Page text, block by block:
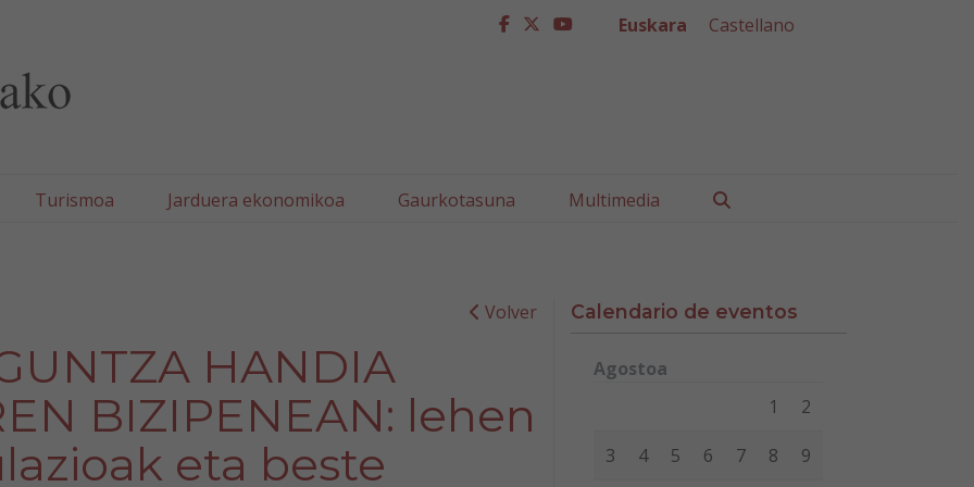
facebook
twitter
youtube
Euskara Castellano
Turismoa Jarduera ekonomikoa Gaurkotasuna Multimedia
Volver
HANDIA
BIZIPENEAN: lehen
eta beste
Calendario de eventos
Agostoa
Miércoles Jueves
1 2
3 4 5 6 7 8 9